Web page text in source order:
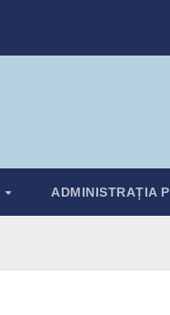
ADMINISTRAȚIA